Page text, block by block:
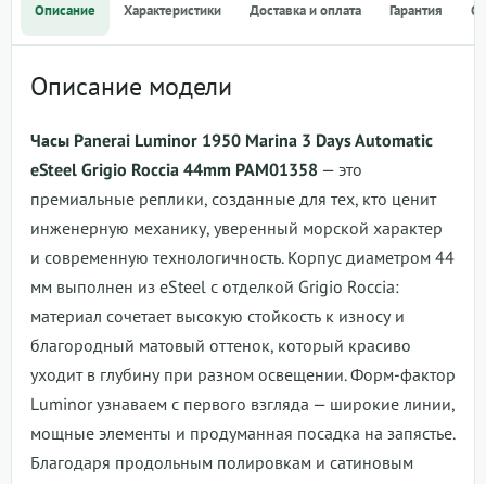
Описание Характеристики Доставка и оплата Гарантия
Описание модели
Часы Panerai Luminor 1950 Marina 3 Days Automatic
eSteel Grigio Roccia 44mm PAM01358 — это
премиальные реплики, созданные для тех, кто ценит
инженерную механику, уверенный морской характер
и современную технологичность. Корпус диаметром 44
мм выполнен из eSteel с отделкой Grigio Roccia:
материал сочетает высокую стойкость к износу и
благородный матовый оттенок, который красиво
уходит в глубину при разном освещении. Форм-фактор
Luminor узнаваем с первого взгляда — широкие линии,
мощные элементы и продуманная посадка на запястье.
Благодаря продольным полировкам и сатиновым